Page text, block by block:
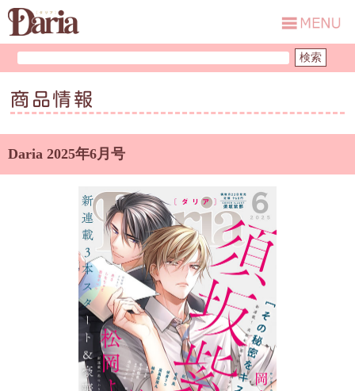
商品情報
Daria 2025年6月号